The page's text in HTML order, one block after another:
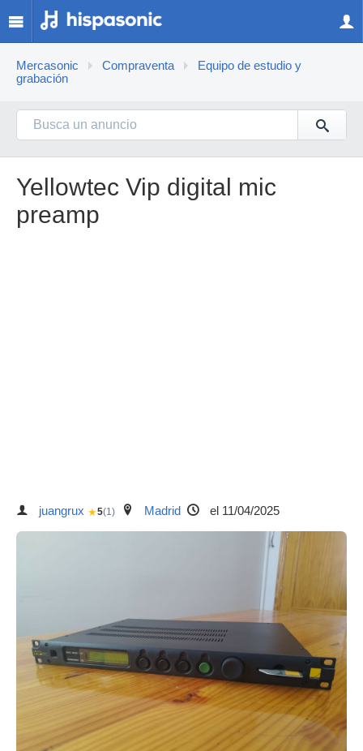
Mercasonic Compraventa
Equipo de estudio y
grabación
Yellowtec Vip digital mic
preamp
juangrux ★5(1) Madrid el 11/04/2025